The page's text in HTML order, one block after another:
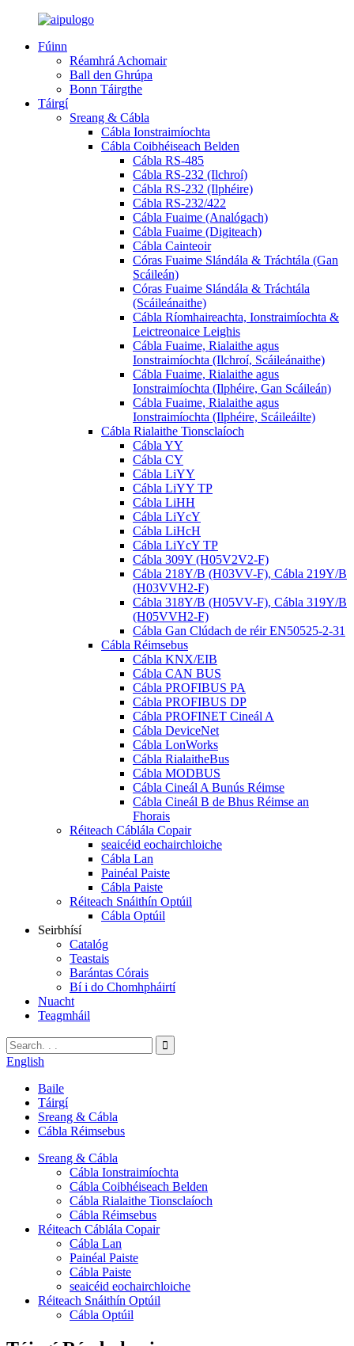
Fúinn
Réamhrá Achomair
Ball den Ghrúpa
Bonn Táirgthe
Táirgí
Sreang & Cábla
Cábla Ionstraimíochta
Cábla Coibhéiseach Belden
Cábla RS-485
Cábla RS-232 (Ilchroí)
Cábla RS-232 (Ilphéire)
Cábla RS-232/422
Cábla Fuaime (Analógach)
Cábla Fuaime (Digiteach)
Cábla Cainteoir
Córas Fuaime Slándála & Tráchtála (Gan
Scáileán)
Córas Fuaime Slándála & Tráchtála
(Scáileánaithe)
Cábla Ríomhaireachta, Ionstraimíochta &
Leictreonaice Leighis
Cábla Fuaime, Rialaithe agus
Ionstraimíochta (Ilchroí, Scáileánaithe)
Cábla Fuaime, Rialaithe agus
Ionstraimíochta (Ilphéire, Gan Scáileán)
Cábla Fuaime, Rialaithe agus
Ionstraimíochta (Ilphéire, Scáileáilte)
Cábla Rialaithe Tionsclaíoch
Cábla YY
Cábla CY
Cábla LiYY
Cábla LiYY TP
Cábla LiHH
Cábla LiYcY
Cábla LiHcH
Cábla LiYcY TP
Cábla 309Y (H05V2V2-F)
Cábla 218Y/B (H03VV-F), Cábla 219Y/B
(H03VVH2-F)
Cábla 318Y/B (H05VV-F), Cábla 319Y/B
(H05VVH2-F)
Cábla Gan Clúdach de réir EN50525-2-31
Cábla Réimsebus
Cábla KNX/EIB
Cábla CAN BUS
Cábla PROFIBUS PA
Cábla PROFIBUS DP
Cábla PROFINET Cineál A
Cábla DeviceNet
Cábla LonWorks
Cábla RialaitheBus
Cábla MODBUS
Cábla Cineál A Bunús Réimse
Cábla Cineál B de Bhus Réimse an
Fhorais
Réiteach Cáblála Copair
seaicéid eochairchloiche
Cábla Lan
Painéal Paiste
Cábla Paiste
Réiteach Snáithín Optúil
Cábla Optúil
Seirbhísí
Catalóg
Teastais
Barántas Córais
Bí i do Chomhpháirtí
Nuacht
Teagmháil
English
Baile
Táirgí
Sreang & Cábla
Cábla Réimsebus
Sreang & Cábla
Cábla Ionstraimíochta
Cábla Coibhéiseach Belden
Cábla Rialaithe Tionsclaíoch
Cábla Réimsebus
Réiteach Cáblála Copair
Cábla Lan
Painéal Paiste
Cábla Paiste
seaicéid eochairchloiche
Réiteach Snáithín Optúil
Cábla Optúil